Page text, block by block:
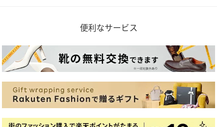
便利なサービス